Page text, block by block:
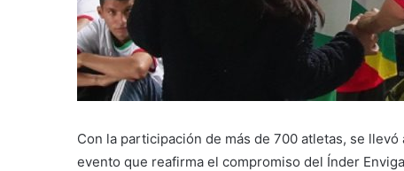
Con la participación de más de 700 atletas, se
evento que reafirma el compromiso del Índer